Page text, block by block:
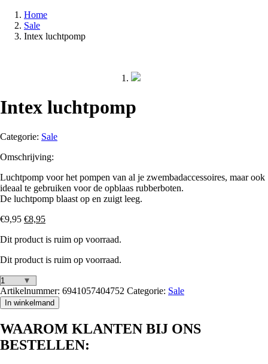
Home
Sale
Intex luchtpomp
Intex luchtpomp
Categorie: Sale
Omschrijving:
Luchtpomp voor het pompen van al je zwembadaccessoires, maar ook
ideaal te gebruiken voor de opblaas rubberboten.
De luchtpomp blaast op en zuigt leeg.
€9,95 Oorspronkelijke
was:
€8,95Huidige
is:
Dit product is ruim op voorraad.
Dit product is ruim op voorraad.
Intex
luchtpomp
aantal
Artikelnummer: 6941057404752 Categorie: Sale
In winkelmand
WAAROM KLANTEN BIJ ONS
BESTELLEN: